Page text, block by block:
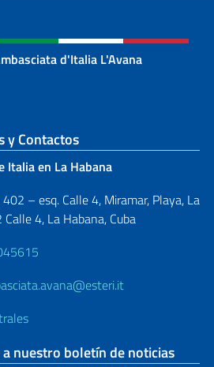
d'Italia L'Avana
footer
y Contactos
Italia en La Habana
– esq. Calle 4, Miramar, Playa, La
4, La Habana, Cuba
a nuestro boletín de noticias